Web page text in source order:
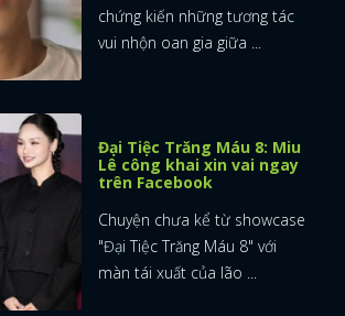
chứng kiến những tương tác
vui nhộn oan gia giữa ...
Đại Tiệc Trăng Máu 8: Miu
Lê công khai xin vai ngay
trên Facebook
Chuyện chưa kể từ showcase
"Đại Tiệc Trăng Máu 8" với
màn tái xuất của lão ...